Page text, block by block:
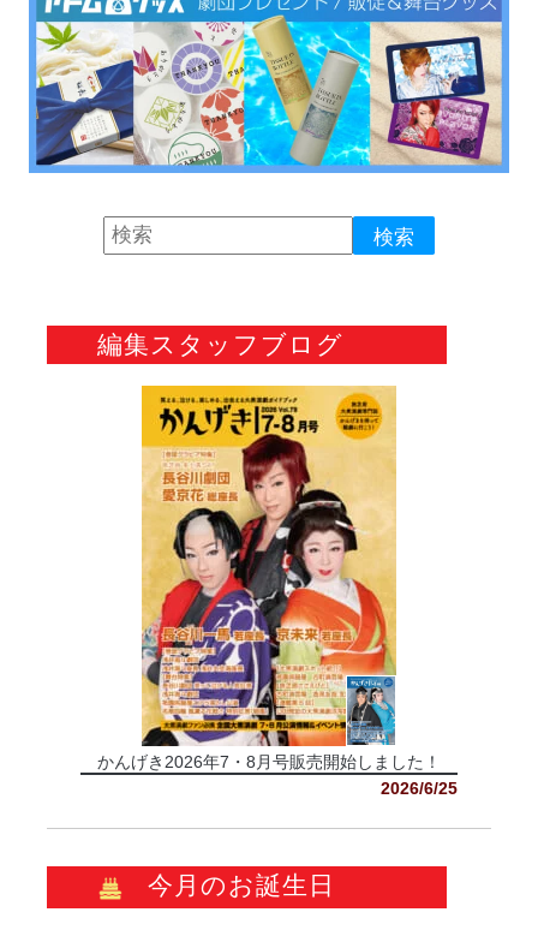
編集スタッフブログ
かんげき2026年7・8月号販売開始しました！
2026/6/25
今月のお誕生日